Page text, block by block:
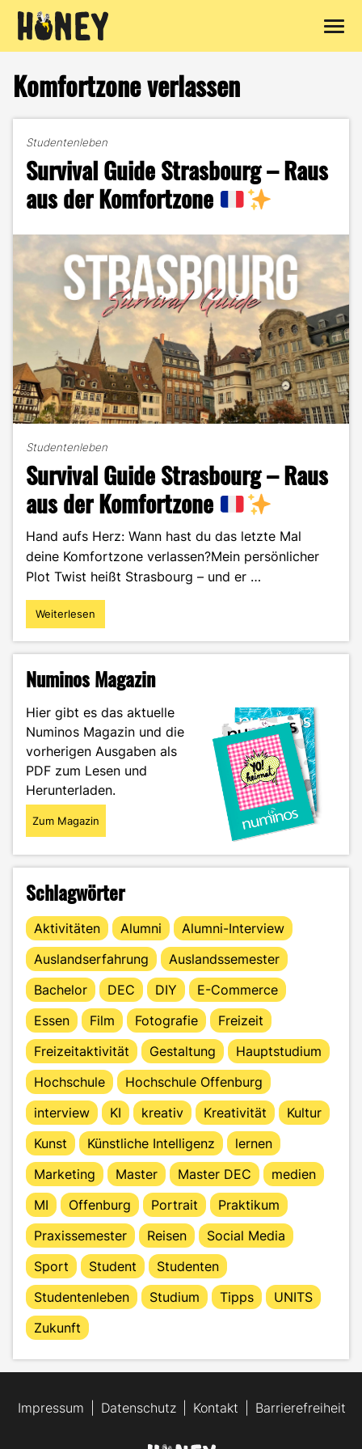
Inhalt
springen
Komfortzone verlassen
Studentenleben
Survival Guide Strasbourg – Raus
aus der Komfortzone
Studentenleben
Survival Guide Strasbourg – Raus
aus der Komfortzone
Hand aufs Herz: Wann hast du das letzte Mal
deine Komfortzone verlassen?Mein persönlicher
Plot Twist heißt Strasbourg – und er …
"Survival
Guide
Raus
der
Komfortzone
"
Weiterlesen
Numinos Magazin
Hier gibt es das aktuelle
Numinos Magazin und die
vorherigen Ausgaben als
PDF zum Lesen und
Herunterladen.
Zum Magazin
Schlagwörter
Aktivitäten Alumni
Alumni-Interview
Auslandserfahrung
Auslandssemester
Bachelor
DEC DIY
E-Commerce
Essen
Film Fotografie
Freizeit
Freizeitaktivität
Gestaltung
Hauptstudium
Hochschule
Hochschule Offenburg
interview
KI kreativ Kreativität
Kultur
Kunst
Künstliche Intelligenz
lernen
Marketing
Master Master DEC
medien
MI
Offenburg Portrait
Praktikum
Praxissemester
Reisen
Social Media
Sport
Student
Studenten
Studentenleben
Studium Tipps
UNITS
Zukunft
Impressum Datenschutz Kontakt Barrierefreiheit